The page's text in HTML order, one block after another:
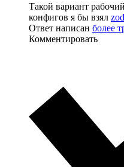
Такой вариант
конфигов я бы взял zod
Ответ написан более
Комментировать